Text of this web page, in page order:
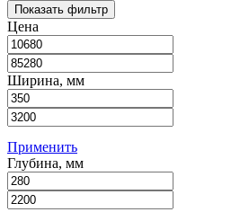
Показать фильтр
Цена
Ширина, мм
Применить
Глубина, мм